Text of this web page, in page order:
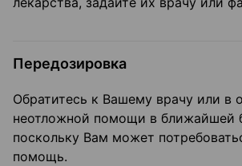
Передозировка
Обратитесь к Вашему врачу или в
неотложной помощи в ближайшей
поскольку Вам может
помощь.